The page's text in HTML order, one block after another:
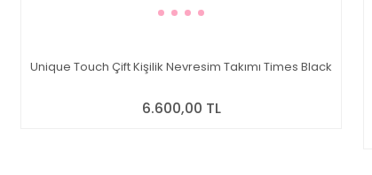
Unique Touch Çift Kişilik Nevresim Takımı Times Black
6.600,00 TL